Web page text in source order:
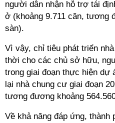
người dân nhận hỗ trợ tái
ở (khoảng 9.711 căn, tương
sàn).
Vì vậy, chỉ tiêu phát triển
thời cho các chủ sở hữu,
trong giai đoạn thực hiện dự
lại nhà chung cư giai đoạn
tương đương khoảng
Về khả năng đáp ứng, thành